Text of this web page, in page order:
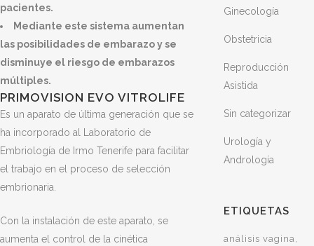
pacientes.
Mediante este sistema aumentan
las posibilidades de embarazo y se
disminuye el riesgo de embarazos
múltiples.
PRIMOVISION EVO VITROLIFE
Es un aparato de última generación que se
ha incorporado al Laboratorio de
Embriología de Irmo Tenerife para facilitar
el trabajo en el proceso de selección
embrionaria.
Con la instalación de este aparato, se
aumenta el control de la cinética
Ginecología
Obstetricia
Reproducción
Asistida
Sin categorizar
Urología y
Andrología
ETIQUETAS
análisis vagina